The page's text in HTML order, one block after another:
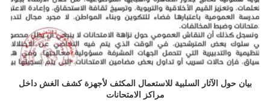
بيان حول الآثار السلبية للاستعمال المكثف لأجهزة كشف الغش داخل
مراكز الامتحانات